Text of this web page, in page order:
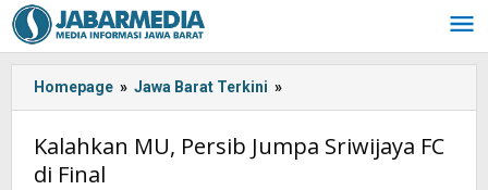
Skip
to
content
Homepage » Jawa Barat Terkini »
MU,
Jumpa
Kalahkan MU, Persib Jumpa Sriwijaya FC
di Final